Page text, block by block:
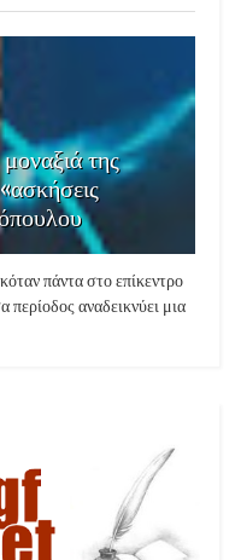
της
πάντα στο επίκεντρο
αναδεικνύει μια